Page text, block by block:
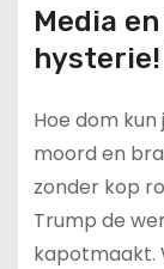
Media
hysterie!
Hoe dom
moord en
zonder kop
Trump de
kapotmaakt.